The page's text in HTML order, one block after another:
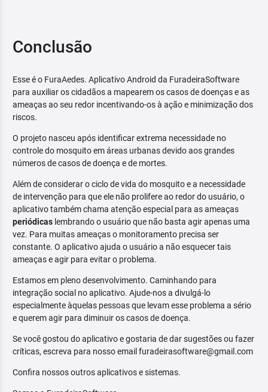
Conclusão
Esse é o FuraAedes. Aplicativo Android da FuradeiraSoftware
para auxiliar os cidadãos a mapearem os casos de doenças e as
ameaças ao seu redor incentivando-os à ação e minimização dos
riscos.
O projeto nasceu após identificar extrema necessidade no
controle do mosquito em áreas urbanas devido aos grandes
números de casos de doença e de mortes.
Além de considerar o ciclo de vida do mosquito e a necessidade
de intervenção para que ele não prolifere ao redor do usuário, o
aplicativo também chama atenção especial para as ameaças
periódicas lembrando o usuário que não basta agir apenas uma
vez. Para muitas ameaças o monitoramento precisa ser
constante. O aplicativo ajuda o usuário a não esquecer tais
ameaças e agir para evitar o problema.
Estamos em pleno desenvolvimento. Caminhando para
integração social no aplicativo. Ajude-nos a divulgá-lo
especialmente àquelas pessoas que levam esse problema a sério
e querem agir para diminuir os casos de doença.
Se você gostou do aplicativo e gostaria de dar sugestões ou fazer
críticas, escreva para nosso email furadeirasoftware@gmail.com
Confira nossos outros aplicativos e sistemas.